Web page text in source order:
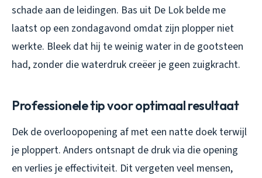
schade aan de leidingen. Bas uit De Lok belde me
laatst op een zondagavond omdat zijn plopper niet
werkte. Bleek dat hij te weinig water in de gootsteen
had, zonder die waterdruk creëer je geen zuigkracht.
Professionele tip voor optimaal resultaat
Dek de overloopopening af met een natte doek terwijl
je ploppert. Anders ontsnapt de druk via die opening
en verlies je effectiviteit. Dit vergeten veel mensen,